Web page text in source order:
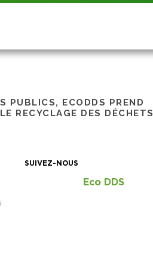
PUBLICS, ECODDS PREND
RECYCLAGE DES DÉCHETS
SUIVEZ-NOUS
Eco DDS